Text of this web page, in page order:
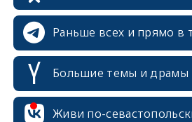
Раньше всех и прямо в
Большие темы и драмы
Живи по-